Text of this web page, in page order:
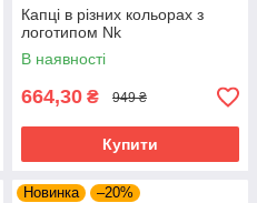
Капці в різних кольорах з
логотипом Nk
В наявності
664,30 ₴ 949 ₴
Купити
Новинка –20%